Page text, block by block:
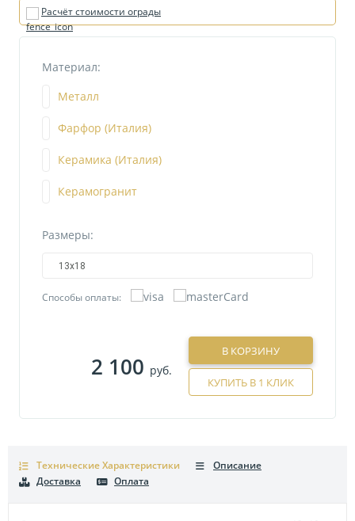
Расчёт стоимости ограды
Материал:
Металл
Фарфор (Италия)
Керамика (Италия)
Керамогранит
Размеры:
13х18
Способы оплаты:
2 100 руб.
В КОРЗИНУ
КУПИТЬ В 1 КЛИК
Технические Характеристики
Описание
Доставка
Оплата